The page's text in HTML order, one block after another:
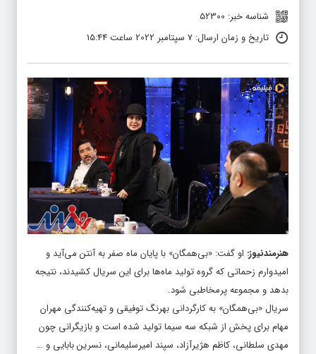
شناسه خبر: 52300
تاریخ و زمان ارسال: 7 سپتامبر 2022 ساعت 15:44
هنرمندنیوز: او گفت: «بی‌همگان» با پایان ماه صفر به آنتن می‌آید و
امیدوارم زحماتی که گروه تولید ماه‌ها برای این سریال کشیدند، نتیجه
بدهد و مجموعه پرمخاطبی شود.
سریال «بی‌همگان» به کارگردانی بهرنگ توفیقی و تهیه‌کنندگی مهران
مهام برای پخش از شبکه سه سیما تولید شده است و بازیگرانی چون
مهدی سلطانی، کاظم هژیرآزاد، سپند امیرسلیمانی، نسرین بابایی و …